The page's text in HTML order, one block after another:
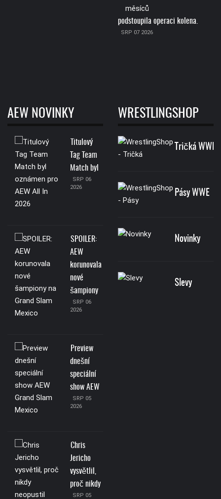
podstoupila operaci kolena.
SRP 07 2026
AEW NOVINKY
Titulový
Tag Team
Match byl
SRP 06
2026
SPOILER:
AEW
korunovala
nové
šampiony
SRP 06
2026
Preview
dnešní
speciální
show AEW
SRP 05
2026
Chris
Jericho
vysvětlil,
proč nikdy
SRP 05
WRESTLINGSHOP
Tričká WWE
Pásy WWE
Novinky
Slevy